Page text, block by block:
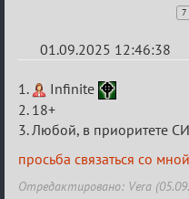
7
01.09.2025 12:46:38
Re:
Заявки
в
Авторитеты²
1.
Infinite
2. 18+
3. Любой, в приоритете
просьба связаться со
Отредактировано: Vera